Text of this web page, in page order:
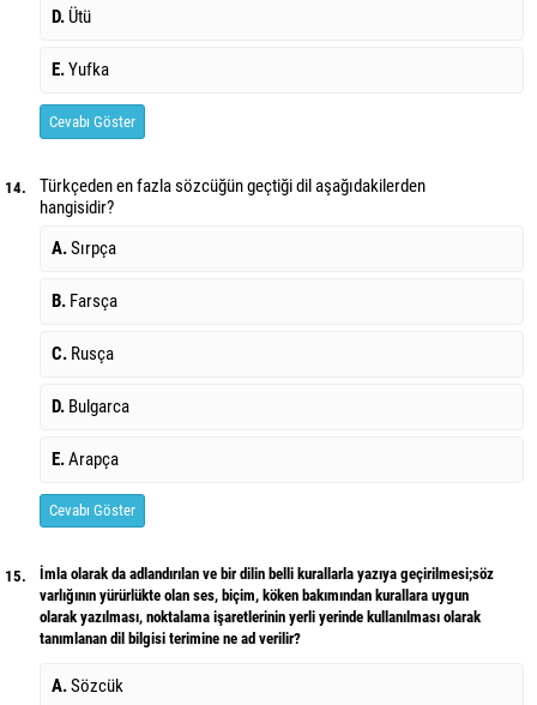
D. Ütü
E.Yufka
Cevabı Göster
14.
Türkçeden en fazla sözcüğün geçtiği dil aşağıdakilerden
hangisidir?
A.Sırpça
B. Farsça
C. Rusça
D. Bulgarca
E.Arapça
Cevabı Göster
15.
İmla olarak da adlandırılan ve bir dilin belli kurallarla yazıya geçirilmesi;söz
varlığının yürürlükte olan ses, biçim, köken bakımından kurallara uygun
olarak yazılması, noktalama işaretlerinin yerli yerinde kullanılması olarak
tanımlanan dil bilgisi terimine ne ad verilir?
A.Sözcük